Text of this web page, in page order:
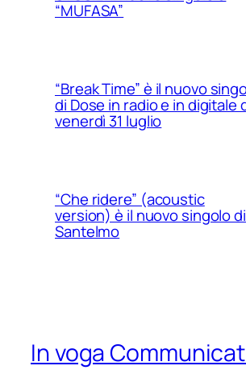
“MUFASA”
“Break Time” è il nuovo
di Dose in radio e in digitale
venerdì 31 luglio
“Che ridere” (acoustic
version) è il nuovo singolo di
Santelmo
In voga